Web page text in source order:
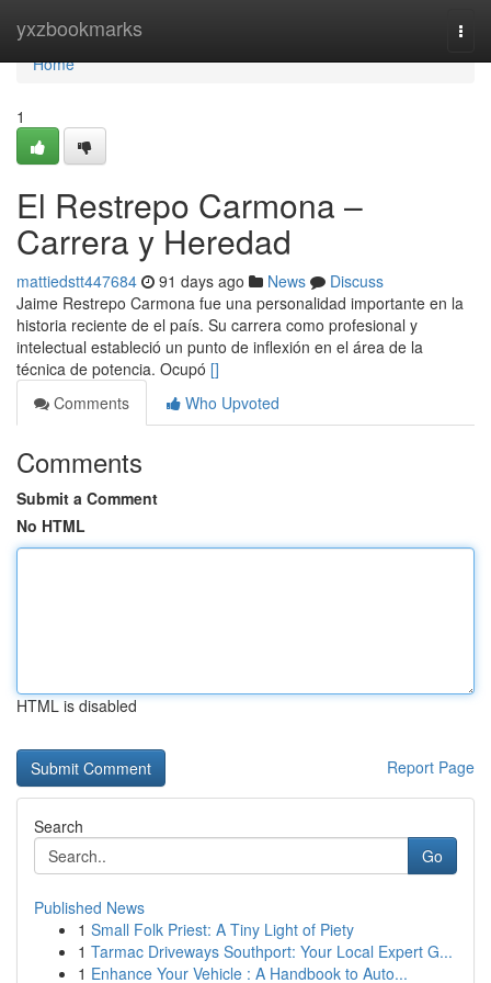
yxzbookmarks
Home
Home
1
El Restrepo Carmona –
Carrera y Heredad
mattiedstt447684 91 days ago News
Discuss
Jaime Restrepo Carmona fue una personalidad importante en la
historia reciente de el país. Su carrera como profesional y
intelectual estableció un punto de inflexión en el área de la
técnica de potencia. Ocupó []
Comments
Who Upvoted
Comments
Submit a Comment
No HTML
HTML is disabled
Report Page
Search
Go
Published News
1 Small Folk Priest: A Tiny Light of Piety
1 Tarmac Driveways Southport: Your Local Expert G...
1 Enhance Your Vehicle : A Handbook to Auto...